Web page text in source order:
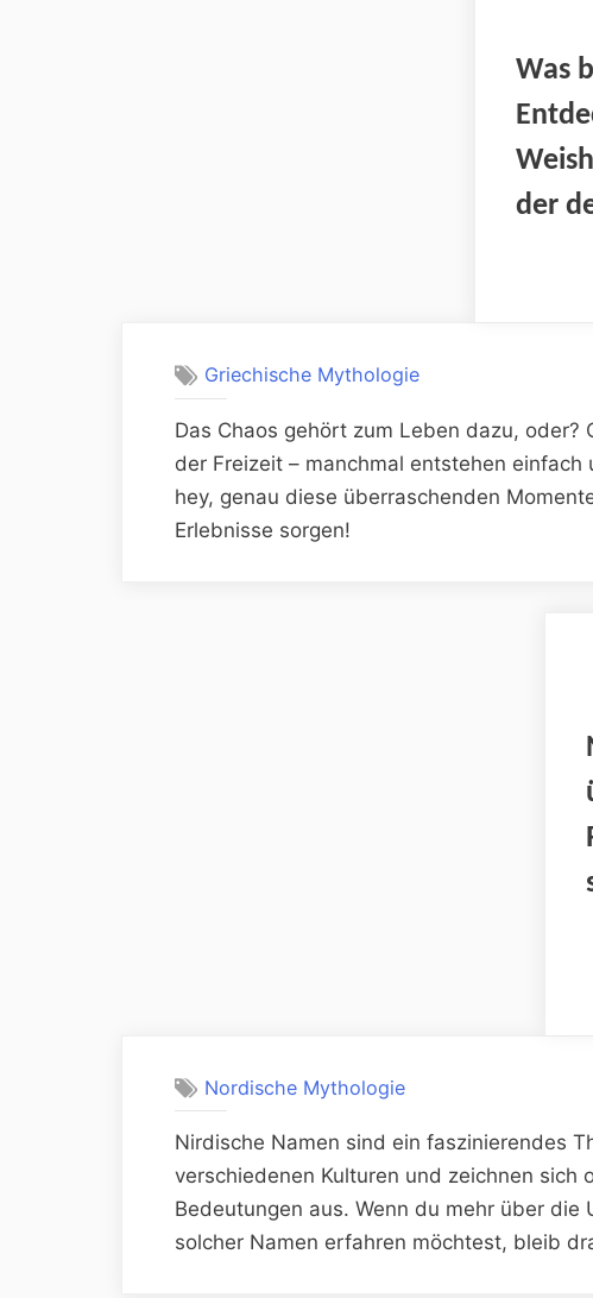
Was
der
Griechische Mythologie
Das Chaos gehört zum Leben dazu,
der Freizeit – manchmal entstehen
hey, genau diese überraschenden
Erlebnisse sorgen!
Nordische Mythologie
Nirdische Namen sind ein faszinierendes
verschiedenen Kulturen und zeichnen sich
Bedeutungen aus. Wenn du mehr über die
solcher Namen erfahren möchtest, bleib